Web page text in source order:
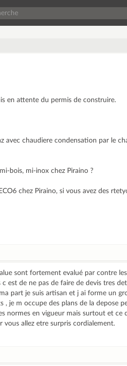
en attente du permis de construire.
avec chaudiere condensation par le
bois, mi-inox chez Piraino ?
chez Piraino, si vous avez des
sont fortement evalué par contre
est de ne pas de faire de devis tres
part je suis artisan et j ai forme un
je m occupe des plans de la depose
normes en vigueur mais surtout et ce
vous allez etre surpris cordialement.